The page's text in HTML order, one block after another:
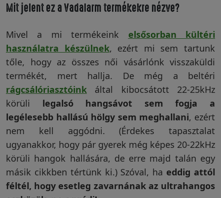
Mit jelent ez a Vadalarm termékekre nézve?
Mivel a mi termékeink elsősorban kültéri
használatra készülnek, ezért mi sem tartunk
tőle, hogy az összes női vásárlónk visszaküldi
termékét, mert hallja. De még a beltéri
rágcsálóriasztóink által kibocsátott 22-25kHz
körüli legalsó hangsávot sem fogja a
legélesebb hallású hölgy sem meghallani, ezért
nem kell aggódni. (Érdekes tapasztalat
ugyanakkor, hogy pár gyerek még képes 20-22kHz
körüli hangok hallására, de erre majd talán egy
másik cikkben tértünk ki.) Szóval, ha eddig attól
féltél, hogy esetleg zavarnának az ultrahangos